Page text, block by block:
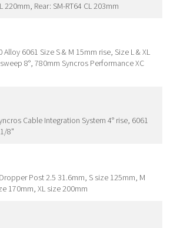
220mm, Rear: SM-RT64 CL 203mm
6061 Size S & M 15mm rise, Size L & XL
8°, 780mm Syncros Performance XC
Cable Integration System 4° rise, 6061
8"
Post 2.5 31.6mm, S size 125mm, M
170mm, XL size 200mm